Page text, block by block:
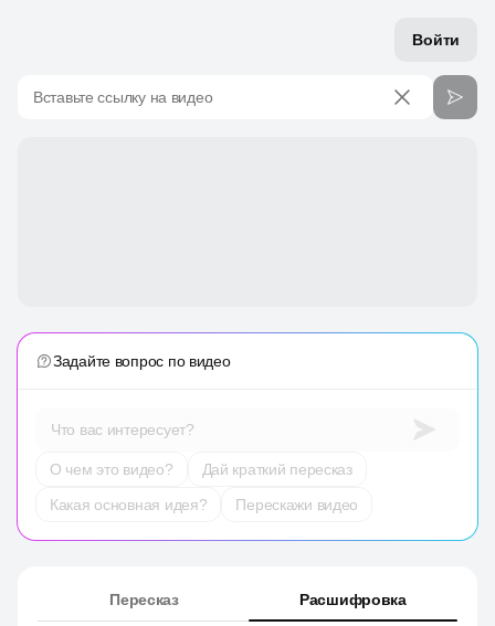
Войти
Вставьте ссылку на видео
Задайте вопрос по видео
Что вас интересует?
О чем это видео?
Дай краткий пересказ
Какая основная идея?
Перескажи видео
Пересказ Расшифровка